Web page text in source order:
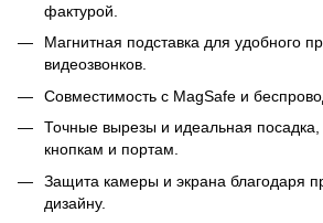
фактурой.
Магнитная подставка для удобного
видеозвонков.
Совместимость с MagSafe и
Точные вырезы и идеальная посадка,
кнопкам и портам.
Защита камеры и экрана благодаря
дизайну.